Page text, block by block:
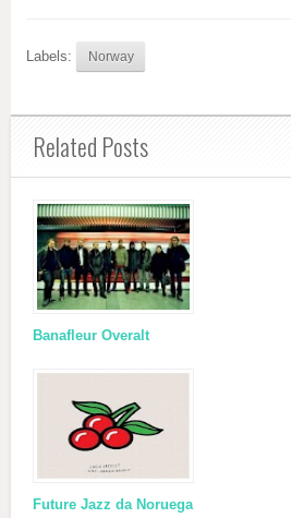
Labels: Norway
Related Posts
Banafleur Overalt
Future Jazz da Noruega